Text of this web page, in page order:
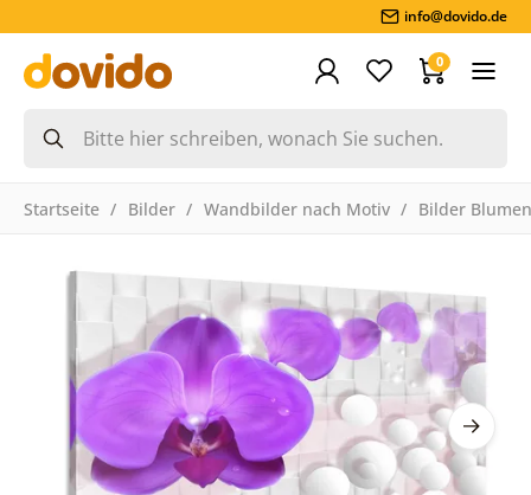
info@dovido.de
0
Startseite Bilder Wandbilder nach Motiv Bilder Blumen